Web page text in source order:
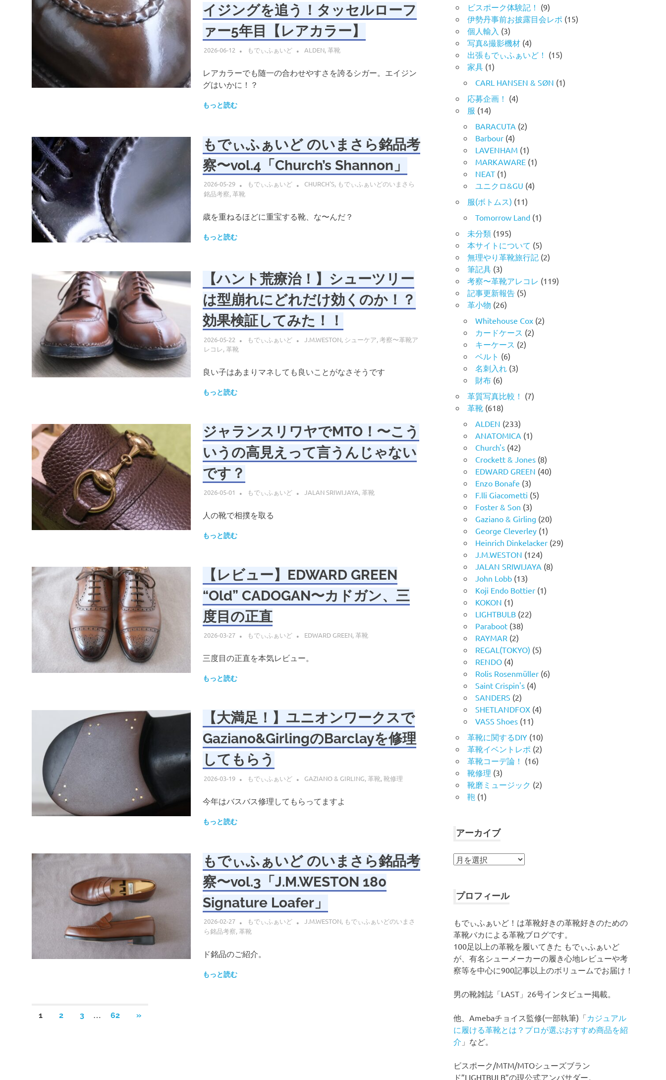
イジングを追う！タッセルローフ
ァー5年目【レアカラー】
2026-06-12 もでぃふぁいど ALDEN,革靴
レアカラーでも随一の合わせやすさを誇るシガー。エイジン
グはいかに！？
もっと読む
もでぃふぁいど のいまさら銘品考
察〜vol.4「Church’s Shannon」
2026-05-29 もでぃふぁいど CHURCH'S, もでぃふぁいどのいまさら
銘品考察,革靴
歳を重ねるほどに重宝する靴、な〜んだ？
もっと読む
【ハント荒療治！】シューツリー
は型崩れにどれだけ効くのか！？
効果検証してみた！！
2026-05-22 もでぃふぁいど J.M.WESTON, シューケア, 考察〜革靴ア
レコレ,革靴
良い子はあまりマネしても良いことがなさそうです
もっと読む
ジャランスリワヤでMTO！〜こう
いうの高見えって言うんじゃない
です？
2026-05-01 もでぃふぁいど JALAN SRIWIJAYA,革靴
人の靴で相撲を取る
もっと読む
【レビュー】EDWARD GREEN
“Old” CADOGAN〜カドガン、三
度目の正直
2026-03-27 もでぃふぁいど EDWARD GREEN,革靴
三度目の正直を本気レビュー。
もっと読む
【大満足！】ユニオンワークスで
Gaziano&GirlingのBarclayを修理
してもらう
2026-03-19 もでぃふぁいど GAZIANO & GIRLING,革靴,靴修理
今年はバスバス修理してもらってますよ
もっと読む
もでぃふぁいど のいまさら銘品考
察〜vol.3「J.M.WESTON 180
Signature Loafer」
2026-02-27 もでぃふぁいど J.M.WESTON, もでぃふぁいどのいまさ
ら銘品考察,革靴
ド銘品のご紹介。
もっと読む
投
1 2 3 62
次
»
ビスポーク体験記！ (9)
伊勢丹事前お披露目会レポ (15)
個人輸入 (3)
写真&撮影機材 (4)
出張もでぃふぁいど！ (15)
家具 (1)
CARL HANSEN & SØN (1)
応募企画！ (4)
服 (14)
BARACUTA (2)
Barbour (4)
LAVENHAM (1)
MARKAWARE (1)
NEAT (1)
ユニクロ&GU (4)
服(ボトムス) (11)
Tomorrow Land (1)
未分類 (195)
本サイトについて (5)
無理やり革靴旅行記 (2)
筆記具 (3)
考察〜革靴アレコレ (119)
記事更新報告 (5)
革小物 (26)
Whitehouse Cox (2)
カードケース (2)
キーケース (2)
ベルト (6)
名刺入れ (3)
財布 (6)
革質写真比較！ (7)
革靴 (618)
ALDEN (233)
ANATOMICA (1)
Church's (42)
Crockett & Jones (8)
EDWARD GREEN (40)
Enzo Bonafe (3)
F.lli Giacometti (5)
Foster & Son (3)
Gaziano & Girling (20)
George Cleverley (1)
Heinrich Dinkelacker (29)
J.M.WESTON (124)
JALAN SRIWIJAYA (8)
John Lobb (13)
Koji Endo Bottier (1)
KOKON (1)
LIGHTBULB (22)
Paraboot (38)
RAYMAR (2)
REGAL(TOKYO) (5)
RENDO (4)
Rolis Rosenmüller (6)
Saint Crispin's (4)
SANDERS (2)
SHETLANDFOX (4)
VASS Shoes (11)
革靴に関するDIY (10)
革靴イベントレポ (2)
革靴コーデ論！ (16)
靴修理 (3)
靴磨ミュージック (2)
鞄 (1)
アーカイブ
ア
イ
プロフィール
もでぃふぁいど！は革靴好きの革靴好きのための
革靴バカによる革靴ブログです。
100足以上の革靴を履いてきた もでぃふぁいど
が、有名シューメーカーの履き心地レビューや考
察等を中心に900記事以上のボリュームでお届け！
男の靴雑誌「LAST」26号インタビュー掲載。
他、Amebaチョイス監修(一部執筆)「カジュアル
に履ける革靴とは？プロが選ぶおすすめ商品を紹
介 」など。
ビスポーク/MTM/MTOシューズブラン
ド”LIGHTBULB”の現公式アンバサダー。